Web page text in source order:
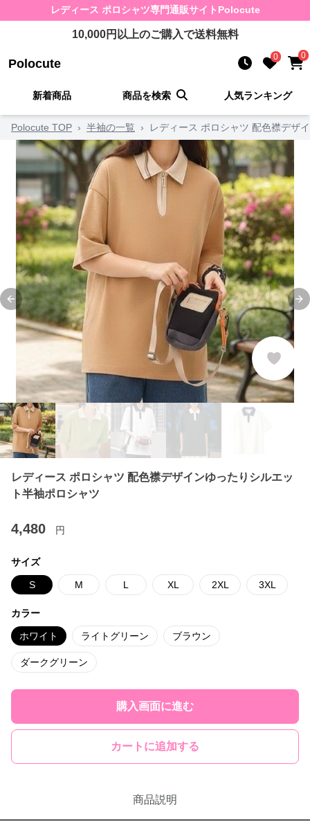
レディース ポロシャツ専門通販サイト Polocute
10,000円以上のご購入で送料無料
Polocute 0 0
新着商品 商品を検索 人気ランキング
Polocute TOP › 半袖の一覧 › レディース ポロシャツ 配色襟デザ
Previous slide
レディース ポロシャツ 配色襟デザインゆったりシルエッ
ト半袖ポロシャツ
4,480 円
サイズ
S M L XL 2XL 3XL
カラー
ホワイト ライトグリーン ブラウン
ダークグリーン
購入画面に進む
カートに追加する
商品説明